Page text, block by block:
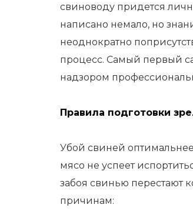
свиноводу придется
написано немало, но
неоднократно
процесс. Самый первый
надзором
Правила подготовки
Убой свиней
мясо не успеет
забоя свинью перестают
причинам: